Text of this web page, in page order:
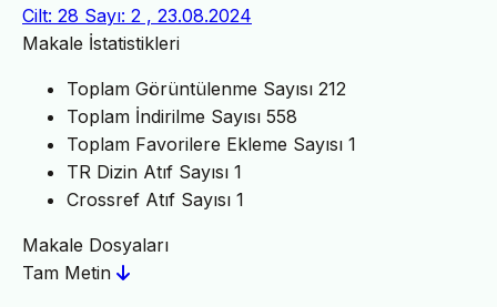
Cilt: 28 Sayı: 2 , 23.08.2024
Makale İstatistikleri
Toplam Görüntülenme Sayısı 212
Toplam İndirilme Sayısı 558
Toplam Favorilere Ekleme Sayısı 1
TR Dizin Atıf Sayısı 1
Crossref Atıf Sayısı 1
Makale Dosyaları
Tam Metin